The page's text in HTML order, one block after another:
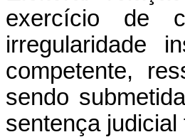
exercício de
irregularidade
competente,
sendo
sentença